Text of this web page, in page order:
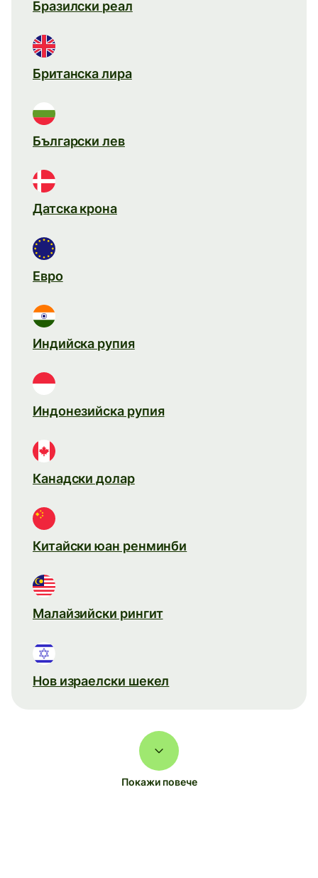
Бразилски реал
Британска лира
Български лев
Датска крона
Евро
Индийска рупия
Индонезийска рупия
Канадски долар
Китайски юан ренминби
Малайзийски рингит
Нов израелски шекел
Покажи повече